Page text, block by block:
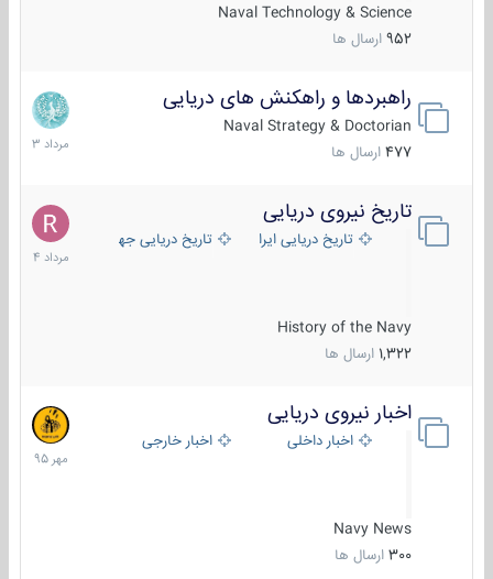
Naval Technology & Science
952 ارسال ها
راهبردها و راهکنش های دریایی
Naval Strategy & Doctorian
477 ارسال ها
2
مرداد
1403
تاریخ نیروی دریایی
تاریخ دریایی ایران تاریخ دریایی جهان
History of the Navy
1,322 ارسال ها
16
مرداد
1404
اخبار نیروی دریایی
اخبار داخلی اخبار خارجی
Navy News
300 ارسال ها
27
مهر
1395